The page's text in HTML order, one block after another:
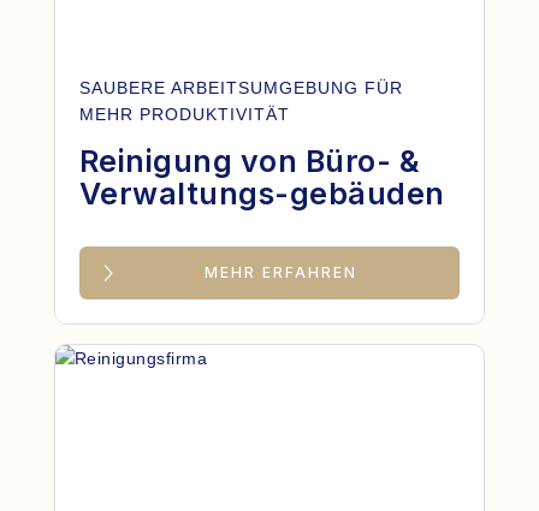
SAUBERE ARBEITSUMGEBUNG FÜR
MEHR PRODUKTIVITÄT
Reinigung von Büro- &
Verwaltungs-gebäuden
MEHR ERFAHREN